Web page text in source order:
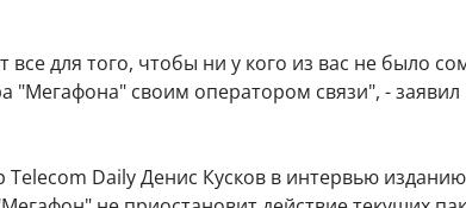
все для того, чтобы ни у кого из вас не было
"Мегафона" своим оператором связи", - заявил
Telecom Daily Денис Кусков в интервью изданию